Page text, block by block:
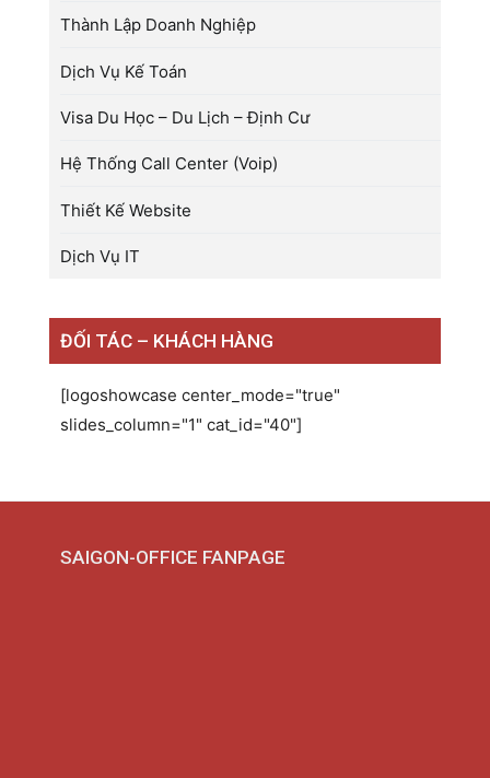
Thành Lập Doanh Nghiệp
Dịch Vụ Kế Toán
Visa Du Học – Du Lịch – Định Cư
Hệ Thống Call Center (Voip)
Thiết Kế Website
Dịch Vụ IT
ĐỐI TÁC – KHÁCH HÀNG
[logoshowcase center_mode="true"
slides_column="1" cat_id="40"]
SAIGON-OFFICE FANPAGE